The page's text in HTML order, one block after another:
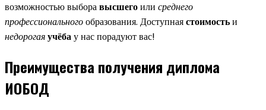
возможностью выборавысшегоили среднего
профессиональногообразования. Доступнаястоимостьи
недорогаяучёбау нас порадуют вас!
Преимущества получения диплома
ИОБОД